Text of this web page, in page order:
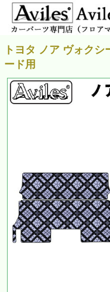
トヨタ ノア ヴォク
ード用